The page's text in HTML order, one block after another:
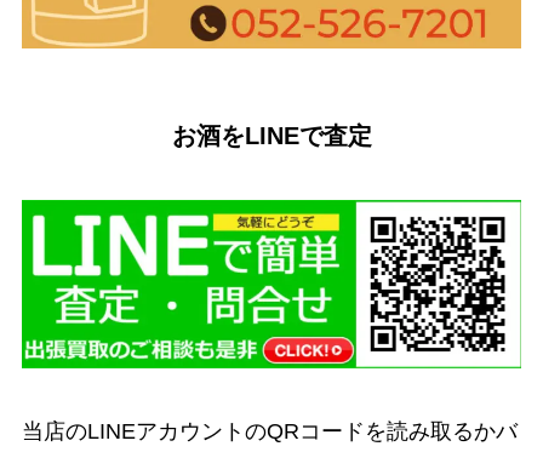
お酒をLINEで査定
当店のLINEアカウントのQRコードを読み取るかバ